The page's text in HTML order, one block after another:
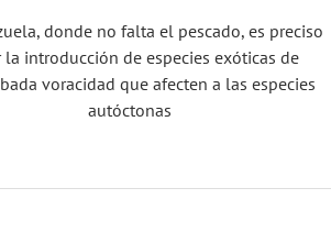
donde no falta el pescado, es preciso
la introducción de especies exóticas de
voracidad que afecten a las especies
autóctonas